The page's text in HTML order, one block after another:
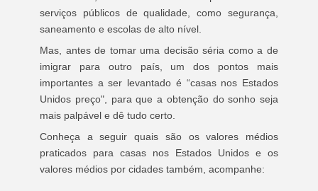
serviços públicos de qualidade, como segurança,
saneamento e escolas de alto nível.
Mas, antes de tomar uma decisão séria como a de
imigrar para outro país, um dos pontos mais
importantes a ser levantado é “casas nos Estados
Unidos preço", para que a obtenção do sonho seja
mais palpável e dê tudo certo.
Conheça a seguir quais são os valores médios
praticados para casas nos Estados Unidos e os
valores médios por cidades também, acompanhe: